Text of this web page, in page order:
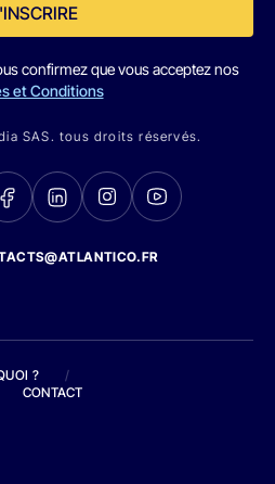
confirmez que vous acceptez nos
et Conditions
SAS. tous droits réservés.
?
/
CONTACT